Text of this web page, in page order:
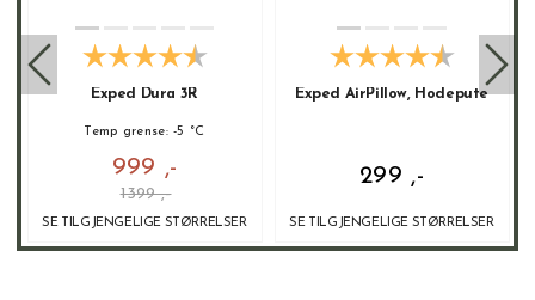
Exped Dura 3R
Temp grense: -5 °C
999 ,-
1399 ,-
SE TILGJENGELIGE STØRRELSER
Exped AirPillow, Hodepute
299 ,-
SE TILGJENGELIGE STØRRELSER